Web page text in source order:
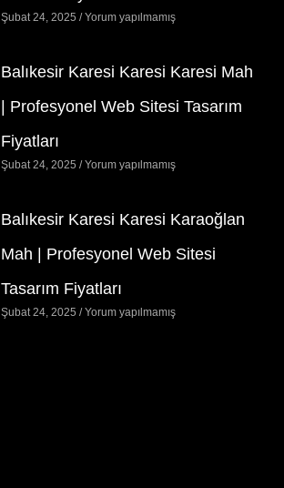
Şubat 24, 2025 Yorum yapılmamış
Balıkesir Karesi Karesi Karesi Mah
| Profesyonel Web Sitesi Tasarım
Fiyatları
Şubat 24, 2025 Yorum yapılmamış
Balıkesir Karesi Karesi Karaoğlan
Mah | Profesyonel Web Sitesi
Tasarım Fiyatları
Şubat 24, 2025 Yorum yapılmamış